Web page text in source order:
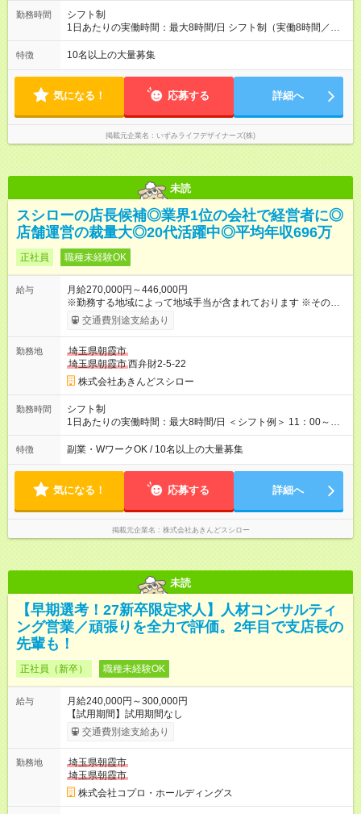
勤務時間
シフト制
1日あたりの実働時間：最大8時間/日 シフト制（実働8時間／休
憩1時間） ＜シフト例＞ 早番 9:30～18:30／遅番 10:00～
19:00（※店舗により異なります） 残業はほとんどありません！
家庭での時間も大切にしながら無理なく続けられます◎
特徴 10名以上の大量募集
気になる！ 応募する 詳細へ
掲載元企業名 いずみライフデザイナーズ(株)
未読
スシローの店長候補◎業界1位の会社で経営者に◎
店舗運営の裁量大◎20代活躍中◎平均年収696万
正社員 職種未経験OK
給与
月給270,000円～446,000円
※勤務する地域によって地域手当が含まれております ※その他ブ
ロック外勤務手当を支給。1分単位での残業代（100％支給）や
年3回の賞与、諸手当も別途支給します。 ＜月給例＞ 【例1】転
合：月給28万円＋残業代・諸手当 ※地域手当2万円が含まれま
す。 【例2】転居可能の「ブロック限定勤務制度」の場合 ブロ
ック外東京23区内勤務の場合：月給29万5000円＋残業代・諸手
当 ※地域手当2万円やブロック外勤務手当1万5000円が含まれま
す。 ＜水準以上の収入を得られる環境！＞ 全社員の平均年収は
603万円（平均月給38万9000円／2025年度実績）で、店長の平
らに自己負担額2万円の寮や各種手当があるため「前職より貯金
できている」と話す社員が多くいます！ 【試用期間】試用期間
あり 試用期間の長さ：3ヶ月 雇用形態、給与は本採用時と同じ
です。
交通費別途支給あり
勤務地
埼玉県朝霞市
埼玉県朝霞市西弁財2-5-22
株式会社あきんどスシロー
勤務時間
シフト制
1日あたりの実働時間：最大8時間/日 ＜シフト例＞ 11：00～
20：00、12：00～21：00、15：00～24：00 ※1ヶ月単位の変
形労働時間制（週平均実働40時間） ◎残業は月30h程度。1店舗
出勤前にジムに通う社員も多くいま す。繁忙期以外は1日通して
働くことがほぼありません！
特徴 副業・WワークOK / 10名以上の大量募集
気になる！ 応募する 詳細へ
掲載元企業名 株式会社あきんどスシロー
未読
【早期選考！27新卒限定求人】人材コンサルティ
ング営業／頑張りを全力で評価。2年目で支店長の
先輩も！
正社員（新卒） 職種未経験OK
給与
月給240,000円～300,000円
【試用期間】試用期間なし
交通費別途支給あり
勤務地
埼玉県朝霞市
埼玉県朝霞市
株式会社コプロ・ホールディングス